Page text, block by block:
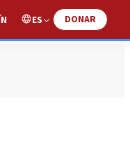
ES DONAR